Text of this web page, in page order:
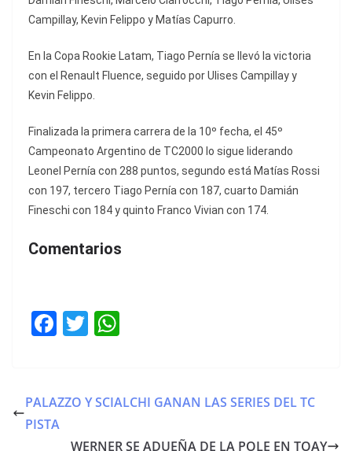
Campillay, Kevin Felippo y Matías Capurro.
En la Copa Rookie Latam, Tiago Pernía se llevó la victoria
con el Renault Fluence, seguido por Ulises Campillay y
Kevin Felippo.
Finalizada la primera carrera de la 10º fecha, el 45º
Campeonato Argentino de TC2000 lo sigue liderando
Leonel Pernía con 288 puntos, segundo está Matías Rossi
con 197, tercero Tiago Pernía con 187, cuarto Damián
Fineschi con 184 y quinto Franco Vivian con 174.
Comentarios
F
e
b
T
er s
PALAZZO Y SCIALCHI GANAN LAS SERIES DEL TC
PISTA
WERNER SE ADUEÑA DE LA POLE EN TOAY